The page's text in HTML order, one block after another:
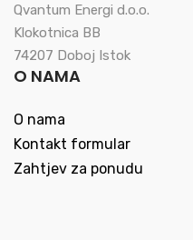
Qvantum Energi d.o.o.
Klokotnica BB
74207 Doboj Istok
O NAMA
O nama
Kontakt formular
Zahtjev za ponudu